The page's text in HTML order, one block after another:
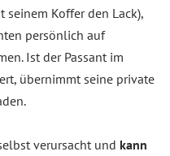
seinem Koffer den Lack),
persönlich auf
Ist der Passant im
übernimmt seine private
verursacht und kann